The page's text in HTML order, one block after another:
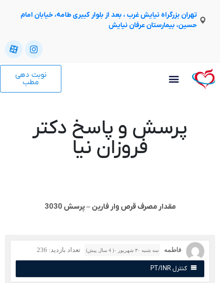
تهران بزرگراه نیایش غرب ، بعد از بلوار کبیری طامه، خیابان امام
حسین، بیمارستان عرفان نیایش
نوبت دهی
پرسش و پاسخ دکتر
فروزان نیا
مقدار مصرف قرص وار فارین – پرسش 3030
فاطمه سه شنبه ۳۰ شهریور ۰( 4 سال پیش) تعداد بازدید: 236
کنترل PT/INR